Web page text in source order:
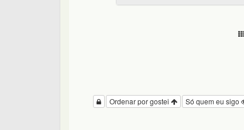
Só quem eu sigo
Ordenar por gostei